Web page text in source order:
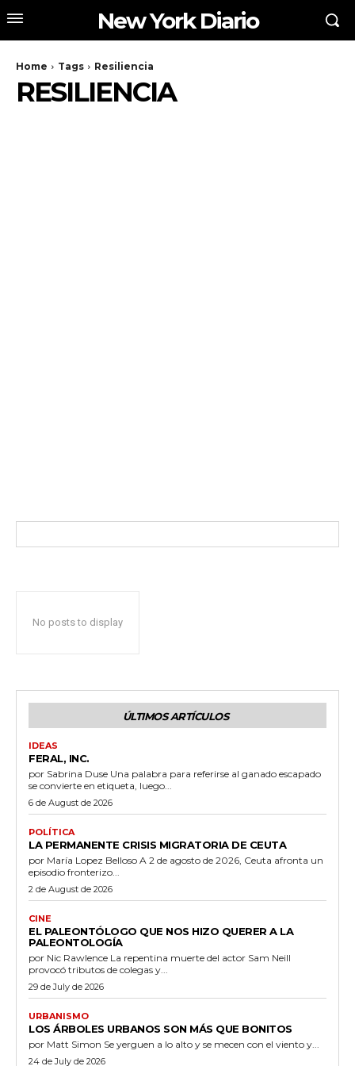
New York Diario
Home Tags Resiliencia
RESILIENCIA
No posts to display
ÚLTIMOS ARTÍCULOS
IDEAS
FERAL, INC.
por Sabrina Duse Una palabra para referirse al ganado escapado
se convierte en etiqueta, luego...
6 de August de 2026
POLÍTICA
LA PERMANENTE CRISIS MIGRATORIA DE CEUTA
por María Lopez Belloso A 2 de agosto de 2026, Ceuta afronta un
episodio fronterizo...
2 de August de 2026
CINE
EL PALEONTÓLOGO QUE NOS HIZO QUERER A LA
PALEONTOLOGÍA
por Nic Rawlence La repentina muerte del actor Sam Neill
provocó tributos de colegas y...
29 de July de 2026
URBANISMO
LOS ÁRBOLES URBANOS SON MÁS QUE BONITOS
por Matt Simon Se yerguen a lo alto y se mecen con el viento y...
24 de July de 2026